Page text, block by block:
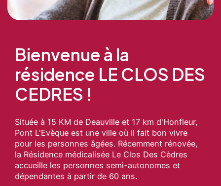
Bienvenue à la
résidence LE CLOS DES
CEDRES !
Située à 15 KM de Deauville et 17 km d'Honfleur,
Pont L'Evèque est une ville où il fait bon vivre
pour les personnes âgées. Récemment rénovée,
la Résidence médicalisée Le Clos Des Cèdres
accueille les personnes semi-autonomes et
dépendantes à partir de 60 ans.